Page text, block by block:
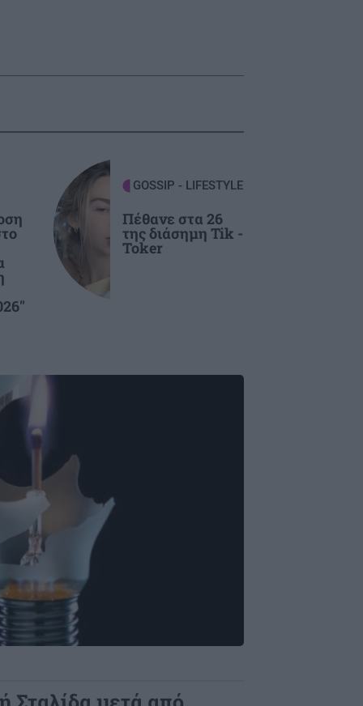
GOSSIP - LIFESTYLE
Πέθανε στα 26
της διάσημη Tik -
Toker